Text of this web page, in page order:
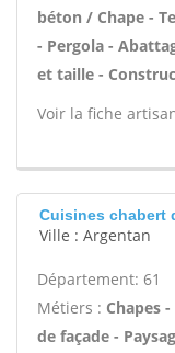
béton / Chape -
- Pergola -
et taille -
Voir la fiche
Cuisines chabert
Ville : Argentan
Département: 61
Métiers : Chapes
de façade -